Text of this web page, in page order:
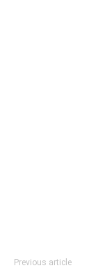
Previous article